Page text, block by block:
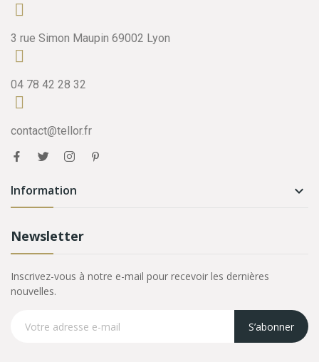
3 rue Simon Maupin 69002 Lyon
04 78 42 28 32
contact@tellor.fr
Information 
Newsletter
Inscrivez-vous à notre e-mail pour recevoir les dernières
nouvelles.
S’abonner